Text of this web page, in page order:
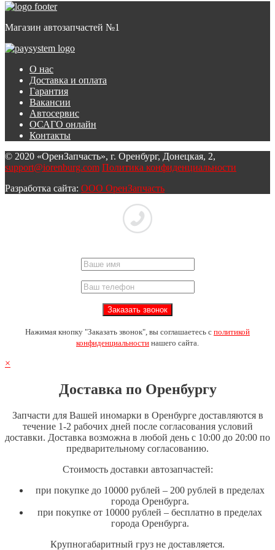
Магазин автозапчастей №1
О нас
Доставка и оплата
Гарантия
Вакансии
Автосервис
ОСАГО онлайн
Контакты
© 2020 «ОренЗапчасть», г. Оренбург, Донецкая, 2,
support@iorenburg.com Политика конфиденциальности
Разработка сайта: ООО ОренЗапчасть
Нажимая кнопку "Заказать звонок", вы соглашаетесь с политикой
конфиденциальности нашего сайта.
×
Доставка по Оренбургу
Запчасти для Вашей иномарки в Оренбурге доставляются в
течение 1-2 рабочих дней после согласования условий
доставки. Доставка возможна в любой день с 10:00 до 20:00 по
предварительному согласованию.
Стоимость доставки автозапчастей:
при покупке до 10000 рублей – 200 рублей в пределах
города Оренбурга.
при покупке от 10000 рублей – бесплатно в пределах
города Оренбурга.
Крупногабаритный груз не доставляется.